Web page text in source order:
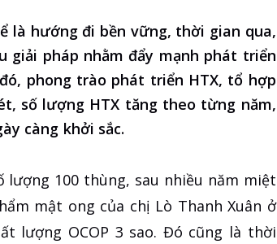
là hướng đi bền vững, thời gian qua,
pháp nhằm đẩy mạnh phát triển
phong trào phát triển HTX, tổ hợp
số lượng HTX tăng theo từng năm,
càng khởi sắc.
lượng 100 thùng, sau nhiều năm miệt
mật ong của chị Lò Thanh Xuân ở
lượng OCOP 3 sao. Đó cũng là thời